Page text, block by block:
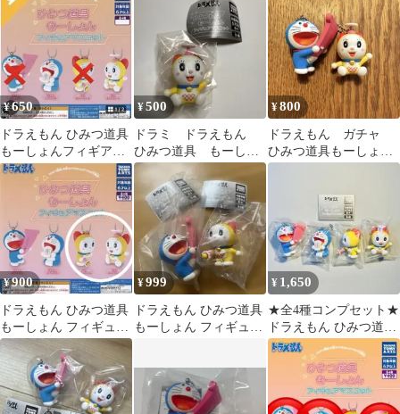
¥650
ドラえもん ひみつ道具
もーしょんフィギアマ
スコット ドラえもん、
ドラミ2種
¥500
ドラミ ドラえもん
ひみつ道具 もーしょ
ん フィギュアマスコ
ット
¥800
ドラえもん ガチャ
ひみつ道具もーしょ
ん フィギュア ドラ
¥900
ドラえもん ひみつ道具
もーしょん フィギュア
マスコット ドラミち
ゃん2つ
¥999
ドラえもん ひみつ道具
もーしょん フィギュア
¥ 1,650
★全4種コンプセット★
ドラえもん ひみつ道具
もーしょん フィギュア
マスコット